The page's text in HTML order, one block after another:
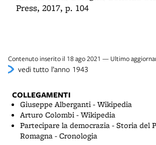
Press, 2017, p. 104
Contenuto inserito il 18 ago 2021 — Ultimo
vedi tutto l’anno 1943
COLLEGAMENTI
Giuseppe Alberganti - Wikipedia
Arturo Colombi - Wikipedia
Partecipare la democrazia - Storia del
Romagna - Cronologia